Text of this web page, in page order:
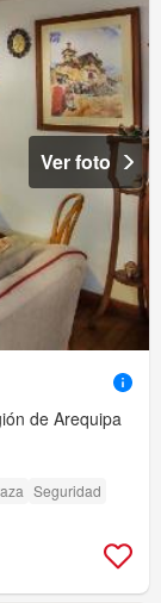
Ver foto
de Arequipa
Seguridad